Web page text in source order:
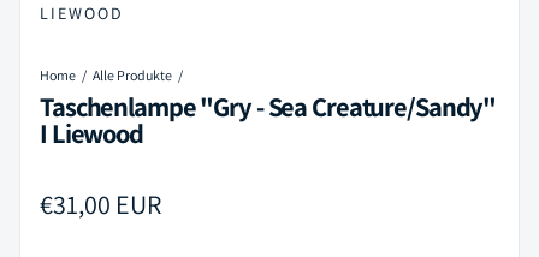
LIEWOOD
Home Alle Produkte
Taschenlampe "Gry - Sea Creature/Sandy"
I Liewood
Regulärer Preis
€31,00 EUR